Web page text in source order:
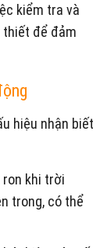
kiểm tra và
để đảm
hiệu nhận biết
ron khi trời
trong, có thể